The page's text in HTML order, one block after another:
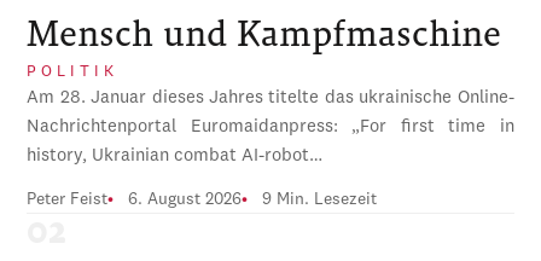
Mensch und Kampfmaschine
POLITIK
Am 28. Januar dieses Jahres titelte das ukrainische Online-
Nachrichtenportal Euromaidanpress: „For first time in
history, Ukrainian combat AI-robot…
Peter Feist 6. August 2026 9 Min. Lesezeit